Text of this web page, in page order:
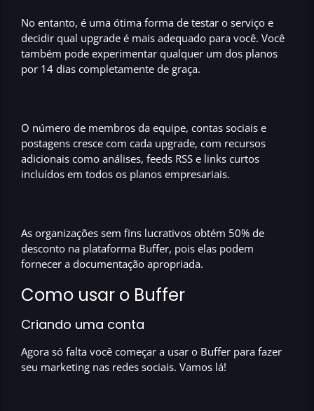
No entanto, é uma ótima forma de testar o serviço e
decidir qual upgrade é mais adequado para você. Você
também pode experimentar qualquer um dos planos
por 14 dias completamente de graça.
O número de membros da equipe, contas sociais e
postagens cresce com cada upgrade, com recursos
adicionais como análises, feeds RSS e links curtos
incluídos em todos os planos empresariais.
As organizações sem fins lucrativos obtém 50% de
desconto na plataforma Buffer, pois elas podem
fornecer a documentação apropriada.
Como usar o Buffer
Criando uma conta
Agora só falta você começar a usar o Buffer para fazer
seu marketing nas redes sociais. Vamos lá!